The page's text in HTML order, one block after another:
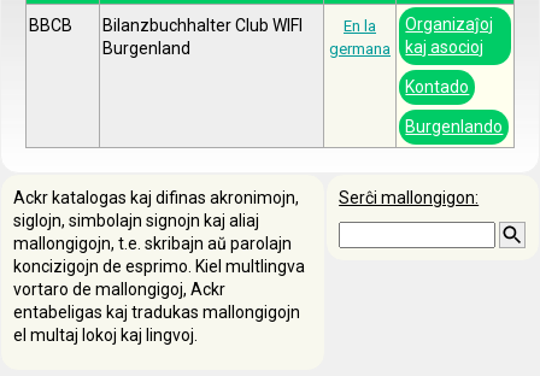
BBCB
Bilanzbuchhalter Club WIFI
Burgenland
En la
germana
Organizaĵoj
kaj asocioj
Kontado
Burgenlando
Serĉi mallongigon:
Ackr katalogas kaj difinas akronimojn,
siglojn, simbolajn signojn kaj aliaj
mallongigojn, t.e. skribajn aŭ parolajn
koncizigojn de esprimo. Kiel multlingva
vortaro de mallongigoj, Ackr
entabeligas kaj tradukas mallongigojn
el multaj lokoj kaj lingvoj.